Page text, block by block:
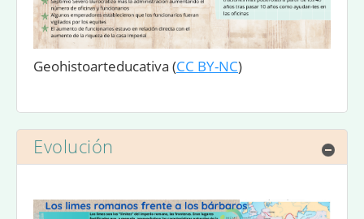
Geohistoarteducativa (CC BY-NC)
Evolución